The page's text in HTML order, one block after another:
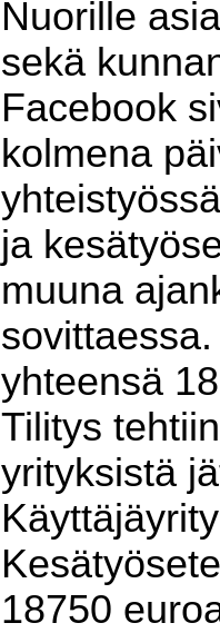
Nuorille
sekä
Facebook
kolmena
ja
muuna
yhteensä
Tilitys
yrityksistä
18750